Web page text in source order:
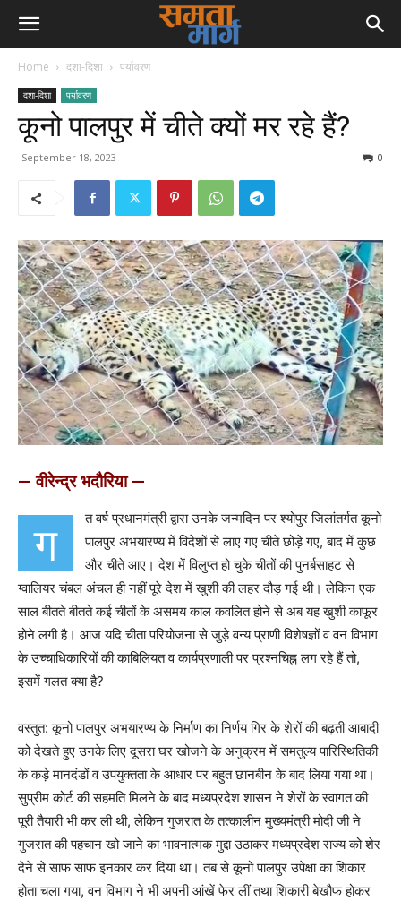
Home दशा-दिशा पर्यावरण
दशा-दिशा पर्यावरण
कूनो पालपुर में चीते क्यों मर रहे हैं?
September 18, 2023 0
— वीरेन्द्र भदौरिया —
ग
त वर्ष प्रधानमंत्री द्वारा उनके जन्मदिन पर श्योपुर जिलांतर्गत कूनो
पालपुर अभयारण्य में विदेशों से लाए गए चीते छोड़े गए, बाद में कुछ
और चीते आए। देश में विलुप्त हो चुके चीतों की पुनर्बसाहट से
ग्वालियर चंबल अंचल ही नहीं पूरे देश में खुशी की लहर दौड़ गई थी। लेकिन एक
साल बीतते बीतते कई चीतों के असमय काल कवलित होने से अब यह खुशी काफूर
होने लगी है। आज यदि चीता परियोजना से जुड़े वन्य प्राणी विशेषज्ञों व वन विभाग
के उच्चाधिकारियों की काबिलियत व कार्यप्रणाली पर प्रश्नचिह्न लग रहे हैं तो,
इसमें गलत क्या है?
वस्तुत: कूनो पालपुर अभयारण्य के निर्माण का निर्णय गिर के शेरों की बढ़ती आबादी
को देखते हुए उनके लिए दूसरा घर खोजने के अनुक्रम में समतुल्य पारिस्थितिकी
के कड़े मानदंडों व उपयुक्तता के आधार पर बहुत छानबीन के बाद लिया गया था।
सुप्रीम कोर्ट की सहमति मिलने के बाद मध्यप्रदेश शासन ने शेरों के स्वागत की
पूरी तैयारी भी कर ली थी, लेकिन गुजरात के तत्कालीन मुख्यमंत्री मोदी जी ने
गुजरात की पहचान खो जाने का भावनात्मक मुद्दा उठाकर मध्यप्रदेश राज्य को शेर
देने से साफ साफ इनकार कर दिया था।‌ तब से कूनो पालपुर उपेक्षा का शिकार
होता चला गया, वन विभाग ने भी अपनी आंखें फेर लीं तथा शिकारी बेखौफ होकर